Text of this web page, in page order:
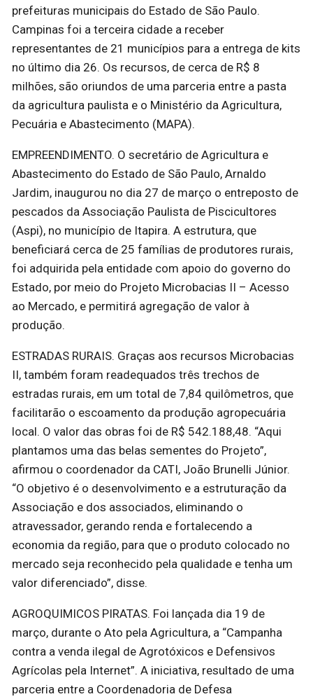
prefeituras municipais do Estado de São Paulo.
Campinas foi a terceira cidade a receber
representantes de 21 municípios para a entrega de kits
no último dia 26. Os recursos, de cerca de R$ 8
milhões, são oriundos de uma parceria entre a pasta
da agricultura paulista e o Ministério da Agricultura,
Pecuária e Abastecimento (MAPA).
EMPREENDIMENTO. O secretário de Agricultura e
Abastecimento do Estado de São Paulo, Arnaldo
Jardim, inaugurou no dia 27 de março o entreposto de
pescados da Associação Paulista de Piscicultores
(Aspi), no município de Itapira. A estrutura, que
beneficiará cerca de 25 famílias de produtores rurais,
foi adquirida pela entidade com apoio do governo do
Estado, por meio do Projeto Microbacias II – Acesso
ao Mercado, e permitirá agregação de valor à
produção.
ESTRADAS RURAIS. Graças aos recursos Microbacias
II, também foram readequados três trechos de
estradas rurais, em um total de 7,84 quilômetros, que
facilitarão o escoamento da produção agropecuária
local. O valor das obras foi de R$ 542.188,48. “Aqui
plantamos uma das belas sementes do Projeto”,
afirmou o coordenador da CATI, João Brunelli Júnior.
“O objetivo é o desenvolvimento e a estruturação da
Associação e dos associados, eliminando o
atravessador, gerando renda e fortalecendo a
economia da região, para que o produto colocado no
mercado seja reconhecido pela qualidade e tenha um
valor diferenciado”, disse.
AGROQUIMICOS PIRATAS. Foi lançada dia 19 de
março, durante o Ato pela Agricultura, a “Campanha
contra a venda ilegal de Agrotóxicos e Defensivos
Agrícolas pela Internet”. A iniciativa, resultado de uma
parceria entre a Coordenadoria de Defesa